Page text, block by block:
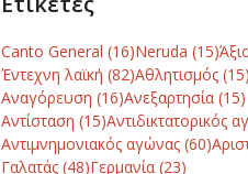
Canto General (16)Neruda (15)
Έντεχνη λαϊκή (82)Αθλητισμός(15)
Αναγόρευση (16)Ανεξαρτησία(15)
Αντίσταση (15)Αντιδικτατορικός
Αντιμνημονιακός αγώνας(60)
Γαλατάς(48)Γερμανία(23)